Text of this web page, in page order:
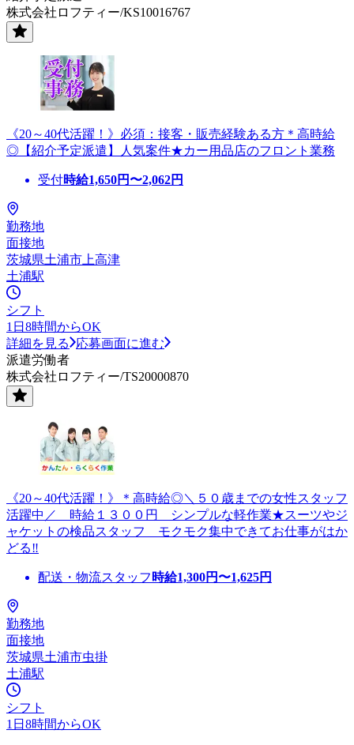
株式会社ロフティー/KS10016767
《20～40代活躍！》必須：接客・販売経験ある方＊高時給
◎【紹介予定派遣】人気案件★カー用品店のフロント業務
受付時給1,650円〜2,062円
勤務地
面接地
茨城県土浦市上高津
土浦駅
シフト
1日8時間からOK
詳細を見る
応募画面に進む
派遣労働者
株式会社ロフティー/TS20000870
《20～40代活躍！》＊高時給◎＼５０歳までの女性スタッフ
活躍中／ 時給１３００円 シンプルな軽作業★スーツやジ
ャケットの検品スタッフ モクモク集中できてお仕事がはか
どる‼
配送・物流スタッフ 時給1,300円〜1,625円
勤務地
面接地
茨城県土浦市虫掛
土浦駅
シフト
1日8時間からOK